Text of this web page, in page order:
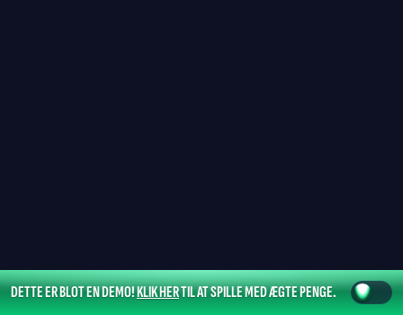
DETTE ER BLOT EN DEMO!KLIK HERTIL AT SPILLE MED ÆGTE PENGE.